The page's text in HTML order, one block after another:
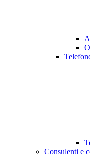
Consulenti e